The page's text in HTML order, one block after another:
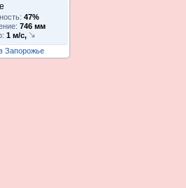
47%
746 мм
1 м/с,
Запорожье